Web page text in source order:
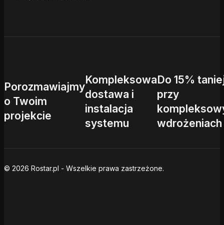
Porozmawiajmy
o Twoim
projekcie
Kompleksowa
dostawa i
instalacja
systemu
Do 15%
przy
wdrożeniach
© 2026 Rostar.pl - Wszelkie prawa zastrzeżone.